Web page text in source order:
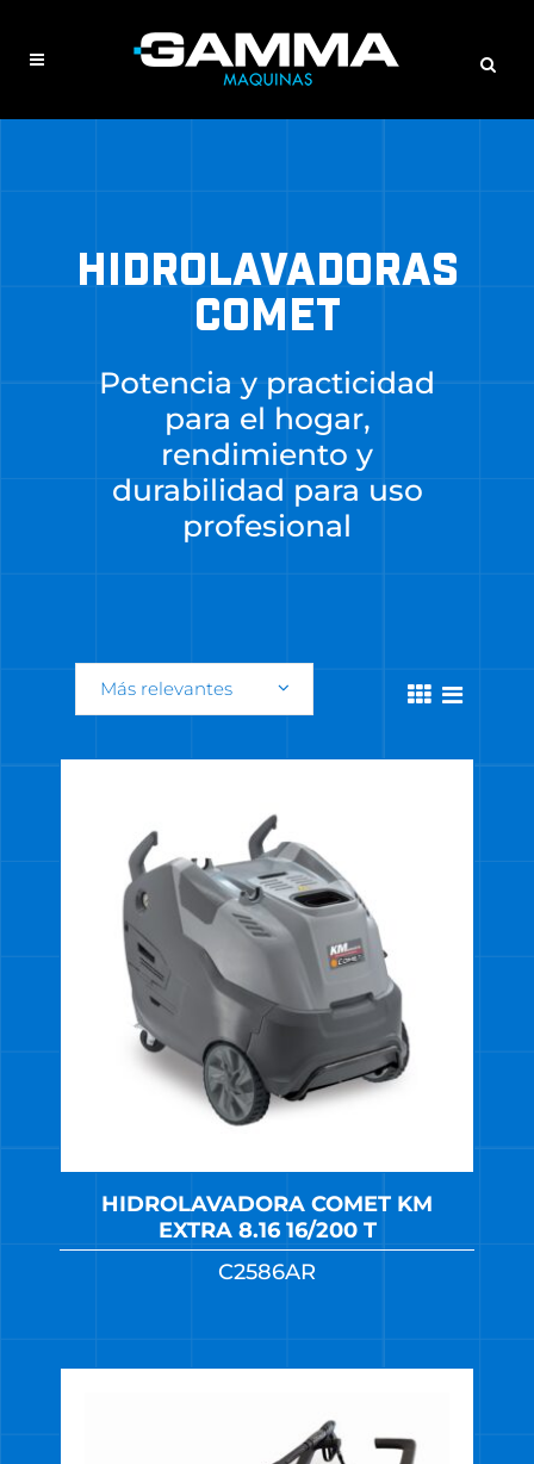
HIDROLAVADORAS
COMET
Potencia y practicidad
para el hogar,
rendimiento y
durabilidad para uso
profesional
Más relevantes
HIDROLAVADORA COMET KM
EXTRA 8.16 16/200 T
C2586AR